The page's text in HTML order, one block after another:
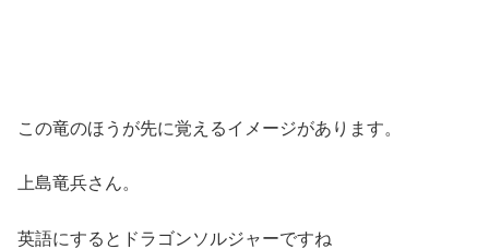
この竜のほうが先に覚えるイメージがあります。
上島竜兵さん。
英語にするとドラゴンソルジャーですね